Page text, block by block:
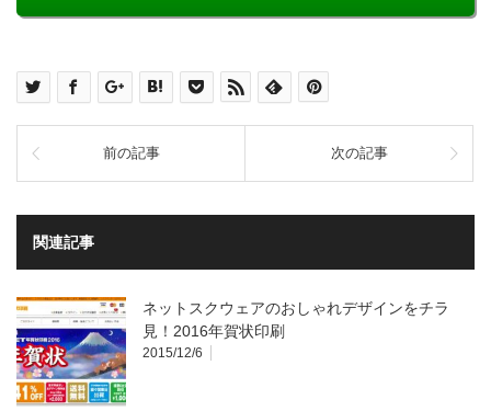
前の記事 次の記事
関連記事
ネットスクウェアのおしゃれデザインをチラ
見！2016年賀状印刷
2015/12/6